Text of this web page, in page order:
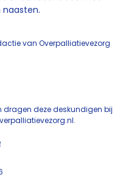
van Overpalliatievezorg
deze deskundigen bij